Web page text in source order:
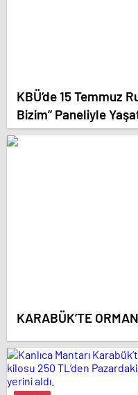
KBÜ’de 15 Temmuz
Bizim” Paneliyle